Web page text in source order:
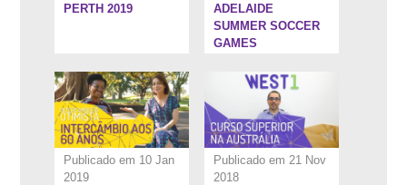
PERTH 2019
ADELAIDE
SUMMER SOCCER
GAMES
Publicado em 10 Jan
2019
Publicado em 21 Nov
2018